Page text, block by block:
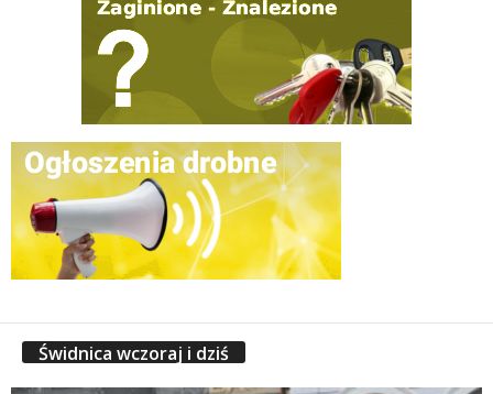
Świdnica wczoraj i dziś